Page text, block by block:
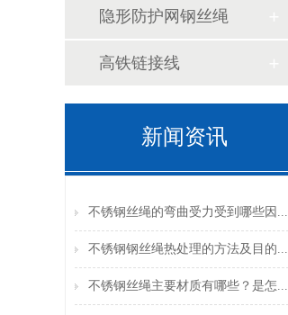
隐形防护网钢丝绳
高铁链接线
新闻资讯
不锈钢丝绳的弯曲受力受到哪些因...
不锈钢钢丝绳热处理的方法及目的...
不锈钢丝绳主要材质有哪些？是怎...